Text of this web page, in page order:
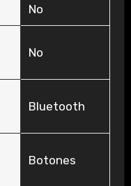
‎No
‎No
‎Bluetooth
‎Botones